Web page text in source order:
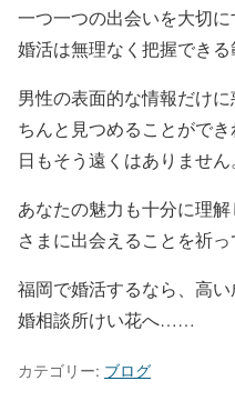
一つ一つの出会いを大切
婚活は無理なく把握できる
男性の表面的な情報だけ
ちんと見つめることがで
日もそう遠くはありません
あなたの魅力も十分に理
さまに出会えることを祈っ
福岡で婚活するなら、高
婚相談所けい花へ……
カテゴリー: ブログ